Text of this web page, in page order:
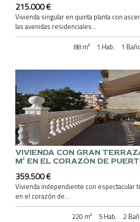
215.000 €
Vivienda singular en quinta planta con
las avenidas residenciales...
88 m²
1 Hab. 1
VIVIENDA CON GRAN
M² EN EL CORAZÓN DE
359.500 €
Vivienda independiente con espectacular
en el corazón de...
220 m²
5 Hab. 2